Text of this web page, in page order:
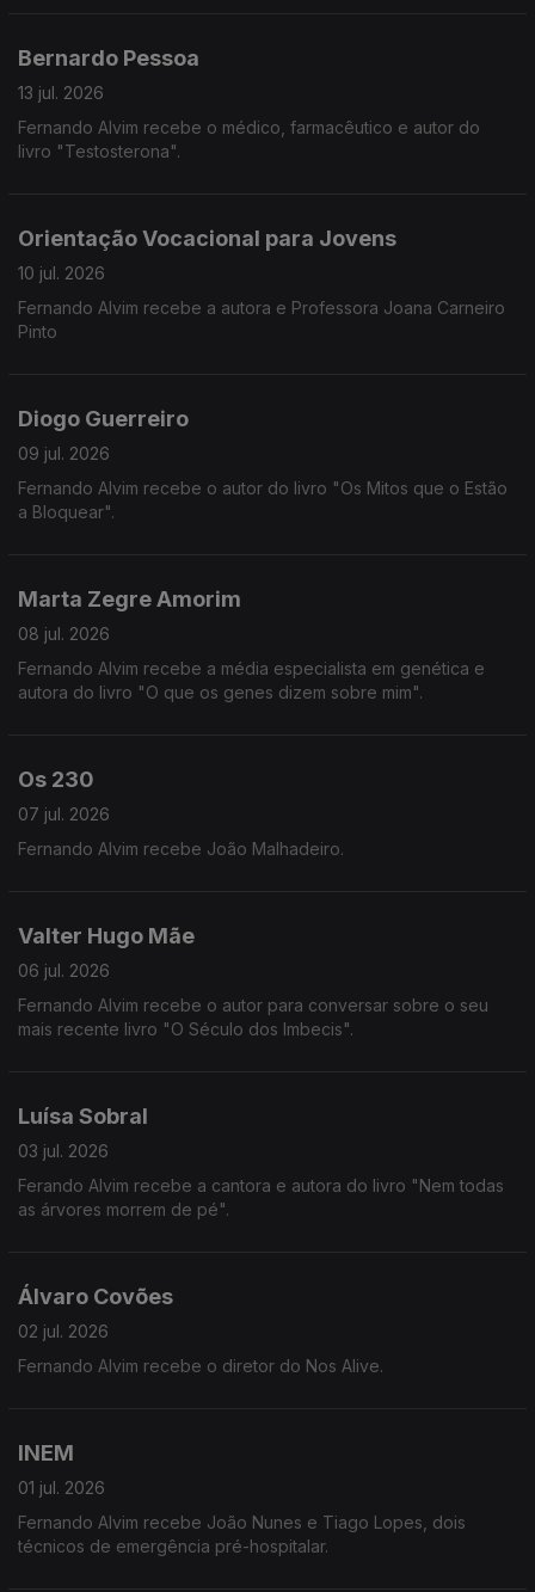
Bernardo Pessoa
13 jul. 2026
Fernando Alvim recebe o médico, farmacêutico e autor do
livro "Testosterona".
Orientação Vocacional para Jovens
10 jul. 2026
Fernando Alvim recebe a autora e Professora Joana Carneiro
Pinto
Diogo Guerreiro
09 jul. 2026
Fernando Alvim recebe o autor do livro "Os Mitos que o Estão
a Bloquear".
Marta Zegre Amorim
08 jul. 2026
Fernando Alvim recebe a média especialista em genética e
autora do livro "O que os genes dizem sobre mim".
Os 230
07 jul. 2026
Fernando Alvim recebe João Malhadeiro.
Valter Hugo Mãe
06 jul. 2026
Fernando Alvim recebe o autor para conversar sobre o seu
mais recente livro "O Século dos Imbecis".
Luísa Sobral
03 jul. 2026
Ferando Alvim recebe a cantora e autora do livro "Nem todas
as árvores morrem de pé".
Álvaro Covões
02 jul. 2026
Fernando Alvim recebe o diretor do Nos Alive.
INEM
01 jul. 2026
Fernando Alvim recebe João Nunes e Tiago Lopes, dois
técnicos de emergência pré-hospitalar.